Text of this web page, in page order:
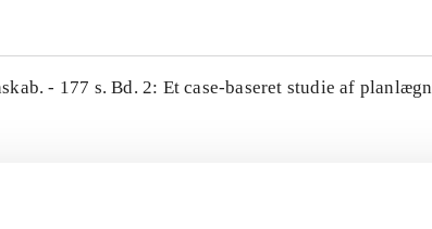
- 177 s. Bd. 2: Et case-baseret studie af